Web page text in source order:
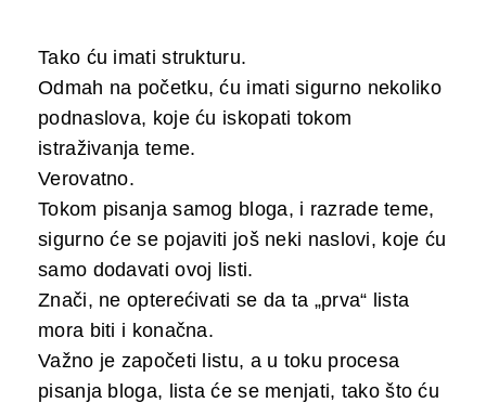
Tako ću imati strukturu.
Odmah na početku, ću imati sigurno nekoliko
podnaslova, koje ću iskopati tokom
istraživanja teme.
Verovatno.
Tokom pisanja samog bloga, i razrade teme,
sigurno će se pojaviti još neki naslovi, koje ću
samo dodavati ovoj listi.
Znači, ne opterećivati se da ta „prva“ lista
mora biti i konačna.
Važno je započeti listu, a u toku procesa
pisanja bloga, lista će se menjati, tako što ću